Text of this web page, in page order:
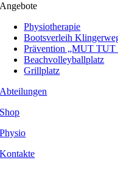
Angebote
Physiotherapie
Bootsverleih
Prävention „MUT
Beachvolleyballplatz
Grillplatz
Abteilungen
Shop
Physio
Kontakte